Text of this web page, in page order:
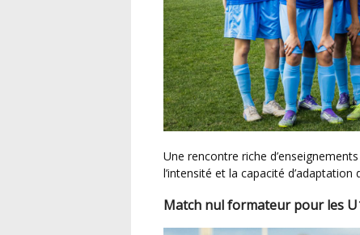
Une rencontre riche d’enseignements pour le staff, qui a pu observer les comportements,
l’intensité et la capacité
Match nul formateur pour les